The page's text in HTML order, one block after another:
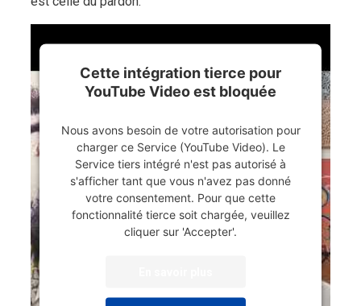
Cette intégration tierce pour
YouTube Video est bloquée
Nous avons besoin de votre autorisation pour
charger ce Service (YouTube Video). Le
Service tiers intégré n'est pas autorisé à
s'afficher tant que vous n'avez pas donné
votre consentement. Pour que cette
fonctionnalité tierce soit chargée, veuillez
cliquer sur 'Accepter'.